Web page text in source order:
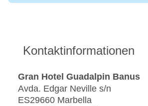
Kontaktinformationen
Gran Hotel Guadalpin Banus
Avda. Edgar Neville s/n
ES29660 Marbella